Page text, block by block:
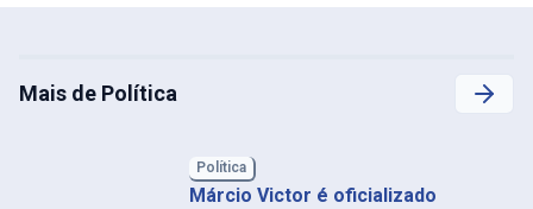
Mais de Política
Política
Márcio Victor é oficializado